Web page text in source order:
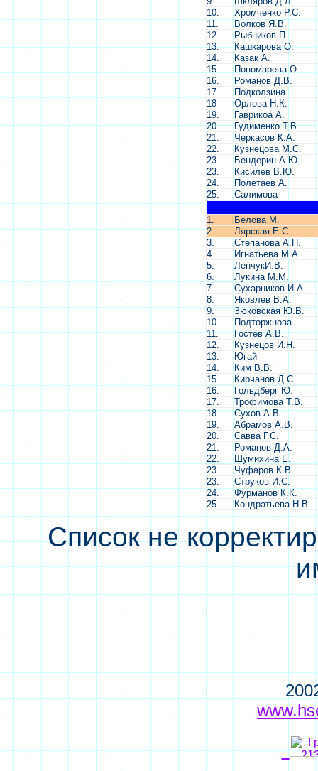
10.
Хромченко Р.С.
11.
Волков Я.В.
12.
Рыбников П.
13.
Кашкарова О.
14.
Казак А.
15.
Пономарева О.
16.
Романов Д.В.
17.
Подколзина
18
Орлова Н.К.
19.
Гаврикоа А.
20.
Гудименко Т.В.
21.
Черкасов К.А.
22.
Кузнецова М.С.
23.
Бендерин А.Ю.
23.
Кисилев В.Ю.
24.
Полетаев А.
25.
Салимова
1.
Белова М.
2.
Лярская Е.С.
3.
Степанова А.Н.
4.
Игнатьева М.А.
5.
ЛенчукИ.В.
6.
Лукина М.М.
7.
Сухарников И.А.
8.
Яковлев В.А.
9.
Зюковская Ю.В.
10.
Подторжнова
11.
Гостев А.В.
12.
Кузнецов И.Н.
13.
Югай
14.
Ким В.В.
15.
Кирчанов Д.С.
16.
Гольдберг Ю.
17.
Трофимова Т.В.
18.
Сухов А.В.
19.
Абрамов А.В.
20.
Савва Г.С.
21.
Романов Д.А.
22.
Шумихина Е.
23.
Чуфаров К.В.
23.
Струков И.С.
24.
Фурманов К.К.
25.
Кондратьева Н.В.
Список не